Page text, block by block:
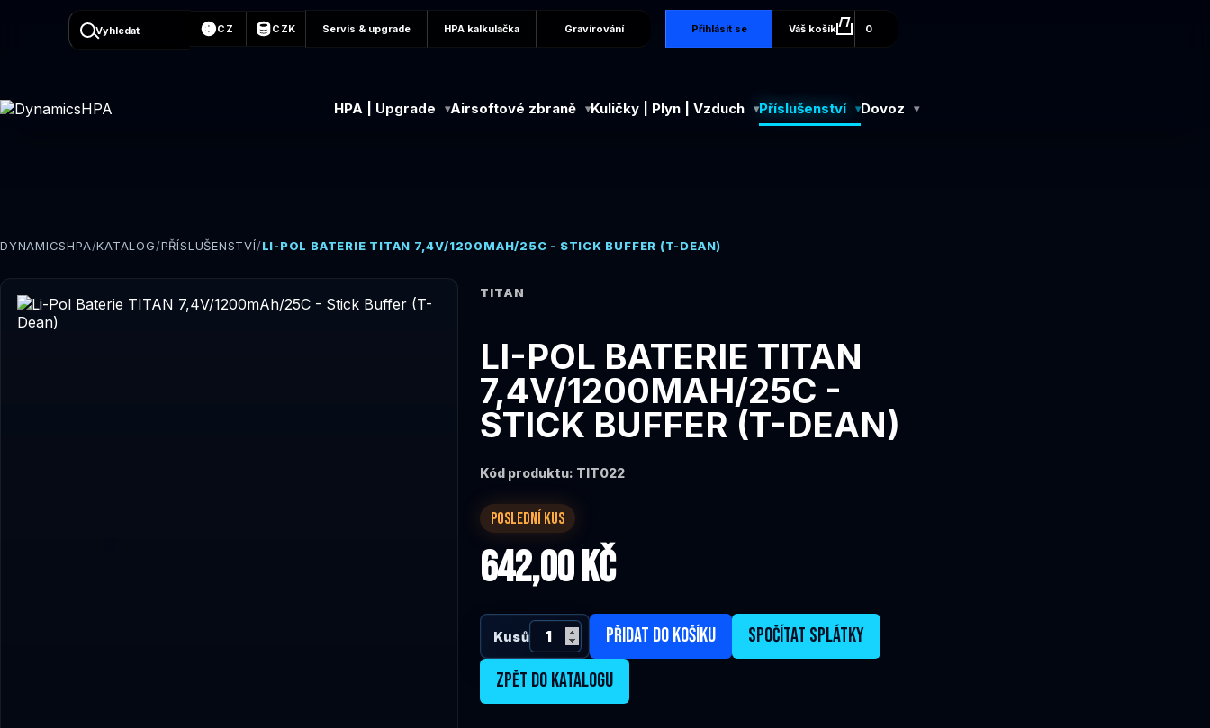
Vyhledat CZ CZK Servis & upgrade HPA kalkulačka Gravírování Přihlásit se Váš košík 0
HPA | Upgrade Airsoftové zbraně Kuličky | Plyn | Vzduch Příslušenství Dovoz
DYNAMICSHPA/KATALOG/PŘÍSLUŠENSTVÍ/LI-POL BATERIE TITAN 7,4V/1200MAH/25C - STICK BUFFER (T-DEAN)
TITAN
LI-POL BATERIE TITAN
7,4V/1200MAH/25C -
STICK BUFFER (T-DEAN)
Kód produktu: TIT022
POSLEDNÍ KUS
642,00 Kč
Kusů PŘIDAT DO KOŠÍKU
SPOČÍTAT SPLÁTKY
ZPĚT DO KATALOGU